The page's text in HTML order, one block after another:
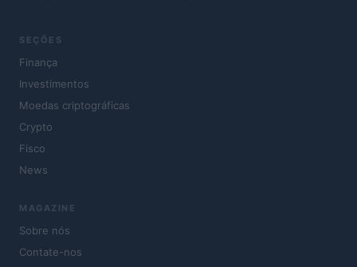
SEÇÕES
Finança
Investimentos
Moedas criptográficas
Crypto
Fisco
News
MAGAZINE
Sobre nós
Contate-nos